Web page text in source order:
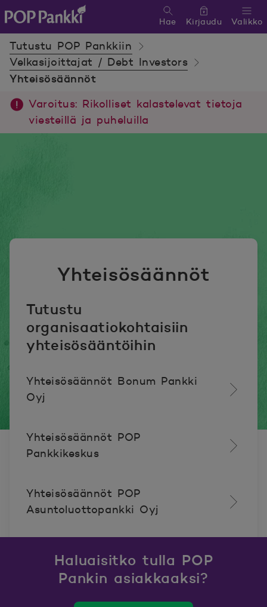
POP Pankki, etusivulle
Valikko
Hae Kirjaudu
Tutustu POP Pankkiin
Velkasijoittajat / Debt Investors
Yhteisösäännöt
Varoitus: Rikolliset kalastelevat tietoja
viesteillä ja puheluilla
Yhteisösäännöt
Tutustu
organisaatiokohtaisiin
yhteisösääntöihin
Yhteisösäännöt Bonum Pankki
Oyj
Yhteisösäännöt POP
Pankkikeskus
Yhteisösäännöt POP
Asuntoluottopankki Oyj
Haluaisitko tulla POP
Pankin asiakkaaksi?